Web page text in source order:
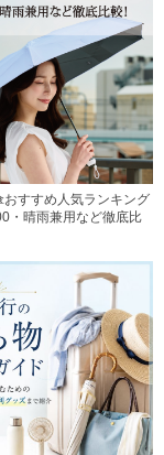
おすすめ人気ランキング
・晴雨兼用など徹底比